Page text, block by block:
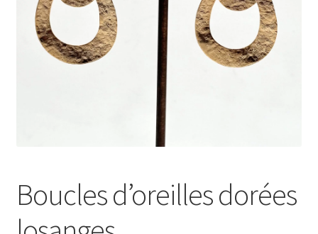
Panier
Validation de la commande
Boucles d’oreilles dorées